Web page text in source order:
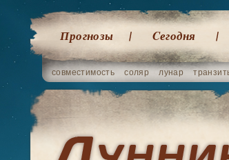
Прогнозы Cегодня
совместимость соляр лунар